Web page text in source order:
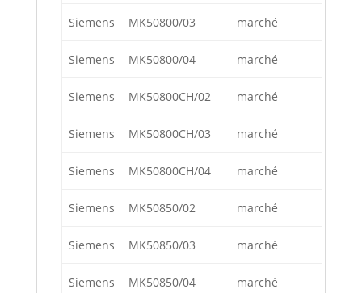
Siemens MK50800/03 marché
Siemens MK50800/04 marché
Siemens MK50800CH/02 marché
Siemens MK50800CH/03 marché
Siemens MK50800CH/04 marché
Siemens MK50850/02 marché
Siemens MK50850/03 marché
Siemens MK50850/04 marché